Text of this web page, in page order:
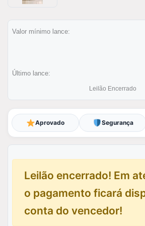
Valor mínimo lance:
Último lance:
Leilão Encerrado
Aprovado Segurança
Leilão encerrado! Em
o pagamento ficará
conta do vencedor!